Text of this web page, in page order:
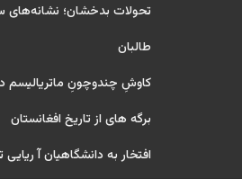
تحولات بدخشان؛ نشانه‌های
طالبان
کاوشِ چندو‌چونِ ماتریالیسم
برگه های از تاریخ افغانستان
افتخار به دانشگاهیان آ ریایی